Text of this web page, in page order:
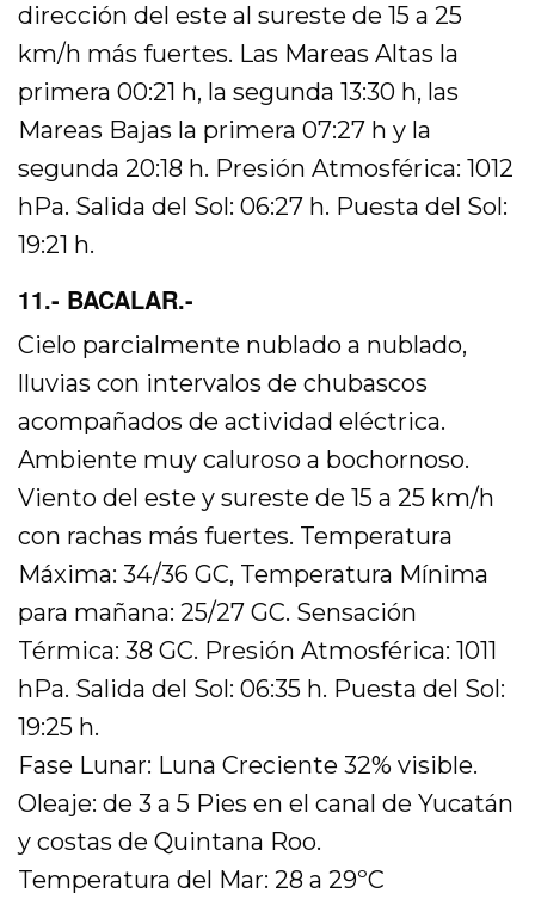
dirección del este al sureste de 15 a 25
km/h más fuertes. Las Mareas Altas la
primera 00:21 h, la segunda 13:30 h, las
Mareas Bajas la primera 07:27 h y la
segunda 20:18 h. Presión Atmosférica: 1012
hPa. Salida del Sol: 06:27 h. Puesta del Sol:
19:21 h.
11.- BACALAR.-
Cielo parcialmente nublado a nublado,
lluvias con intervalos de chubascos
acompañados de actividad eléctrica.
Ambiente muy caluroso a bochornoso.
Viento del este y sureste de 15 a 25 km/h
con rachas más fuertes. Temperatura
Máxima: 34/36 GC, Temperatura Mínima
para mañana: 25/27 GC. Sensación
Térmica: 38 GC. Presión Atmosférica: 1011
hPa. Salida del Sol: 06:35 h. Puesta del Sol:
19:25 h.
Fase Lunar: Luna Creciente 32% visible.
Oleaje: de 3 a 5 Pies en el canal de Yucatán
y costas de Quintana Roo.
Temperatura del Mar: 28 a 29ºC